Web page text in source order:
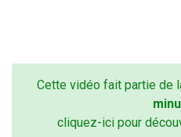
Cette vidéo fait partie de
cliquez-ici pour